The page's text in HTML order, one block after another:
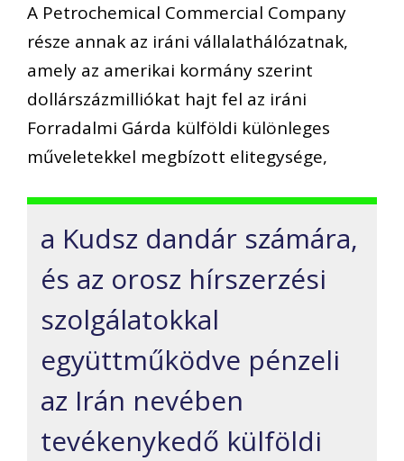
A Petrochemical Commercial Company
része annak az iráni vállalathálózatnak,
amely az amerikai kormány szerint
dollárszázmilliókat hajt fel az iráni
Forradalmi Gárda külföldi különleges
műveletekkel megbízott elitegysége,
a Kudsz dandár számára,
és az orosz hírszerzési
szolgálatokkal
együttműködve pénzeli
az Irán nevében
tevékenykedő külföldi